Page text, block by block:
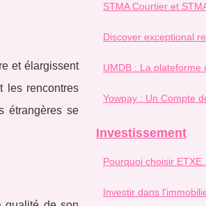
et élargissent
les rencontres
étrangères se
STMA Courtier et
Discover exceptional
UMDB : La plateforme
Yowpay : Un Compte
Investissement
Pourquoi choisir ETXE...
Investir dans